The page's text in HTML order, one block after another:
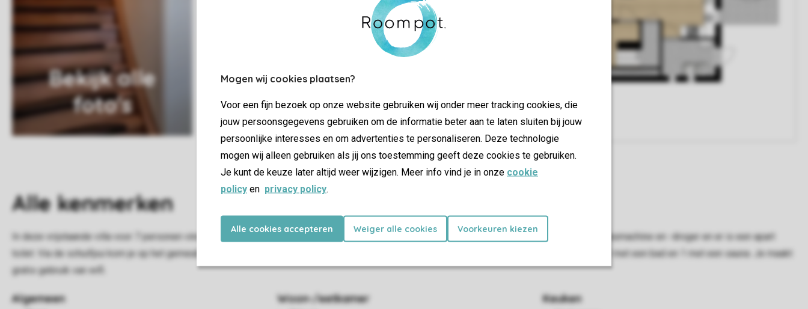
Mogen wij cookies plaatsen?
Voor een fijn bezoek op onze website gebruiken wij onder meer tracking cookies, die
jouw persoonsgegevens gebruiken om de informatie beter aan te laten sluiten bij jouw
persoonlijke interesses en om advertenties te personaliseren. Deze technologie
mogen wij alleen gebruiken als jij ons toestemming geeft deze cookies te gebruiken.
Je kunt de keuze later altijd weer wijzigen. Meer info vind je in onze cookie
policy en privacy policy.
Alle cookies accepteren Weiger alle cookies Voorkeuren kiezen
Bekijk alle
foto's
Allekenmerken
In deze vrijstaande villa voor 7 personen vind je een woonkamer met eethoek en een open keuken met vaatwasser. In de berging vind je een wasmachine en -droger en er is een apart
toilet. Via de schuifpui kom je op het gemeubileerde terras. Boven zijn 3 slaapkamers met boxspringbedden, een apart toilet en 2 badkamers, 1 met een bad en 1 met een sauna. Je maakt
gratis gebruik van wifi.
Algemeen Woon-/eetkamer Keuken